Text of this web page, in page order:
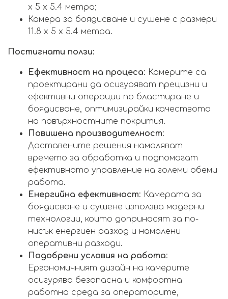
x 5 x 5.4 метра;
Камера за боядисване и сушене с размери
11.8 x 5 x 5.4 метра.
Постигнати ползи:
Ефективност на процеса: Камерите са
проектирани да осигуряват прецизни и
ефективни операции по бластиране и
боядисване, оптимизирайки качеството
на повърхностните покрития.
Повишена производителност:
Доставените решения намаляват
времето за обработка и подпомагат
ефективното управление на големи обеми
работа.
Енергийна ефективност: Камерата за
боядисване и сушене използва модерни
технологии, които допринасят за по-
нисък енергиен разход и намалени
оперативни разходи.
Подобрени условия на работа:
Ергономичният дизайн на камерите
осигурява безопасна и комфортна
работна среда за операторите,